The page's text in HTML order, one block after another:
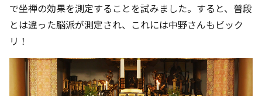
で坐禅の効果を測定することを試みました。すると、普段
とは違った脳派が測定され、これには中野さんもビック
リ！